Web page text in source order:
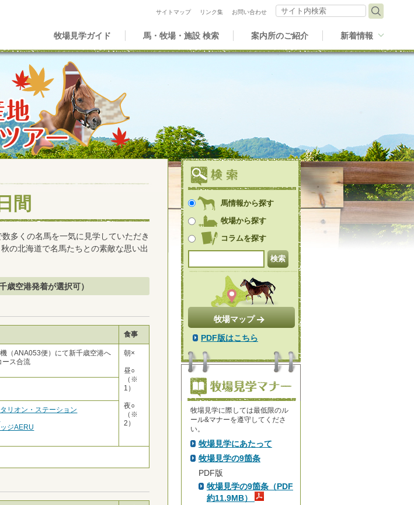
牧場見学ガイド 馬・牧場・施設 検索 案内所のご紹介 新着情報
サイトマップ リンク集 お問い合わせ
サイト内検索
間
多くの名馬を一気に見学していただき
の北海道で名馬たちとの素敵な思い出
空港発着が選択可）
食事
（ANA053便）にて新千歳空港へ
ース合流
朝×
昼○
（※
1）
夜○
（※
2）
リオン・ステーション
ジAERU
馬情報から探す
牧場から探す
コラムを探す
牧場マップ
PDF版はこちら
牧場見学に際しては最低限のル
ール&マナーを遵守してくださ
い。
牧場見学にあたって
牧場見学の9箇条
PDF版
牧場見学の9箇条（PDF
約11.9MB）